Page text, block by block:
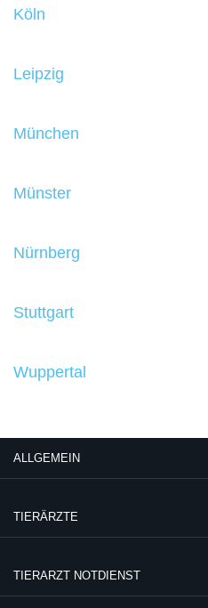
Köln
Leipzig
München
Münster
Nürnberg
Stuttgart
Wuppertal
ALLGEMEIN
TIERÄRZTE
TIERARZT NOTDIENST